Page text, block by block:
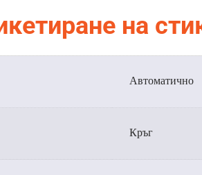
на
Автоматично
Кръг